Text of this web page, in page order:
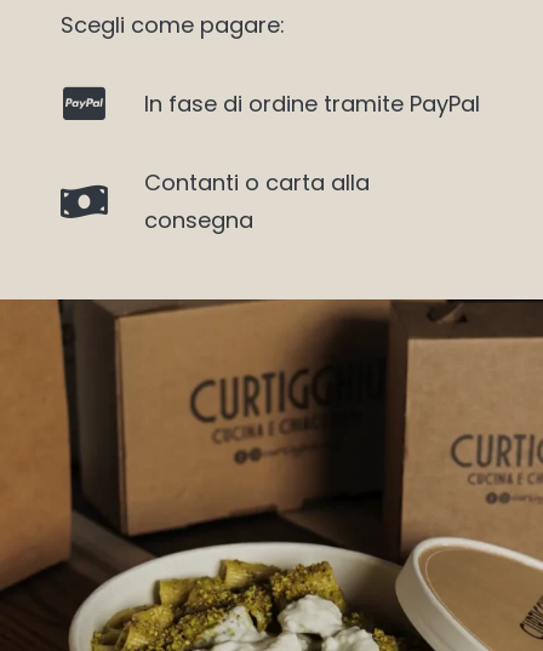
Scegli come pagare:
In fase di ordine tramite PayPal
Contanti o carta alla
consegna